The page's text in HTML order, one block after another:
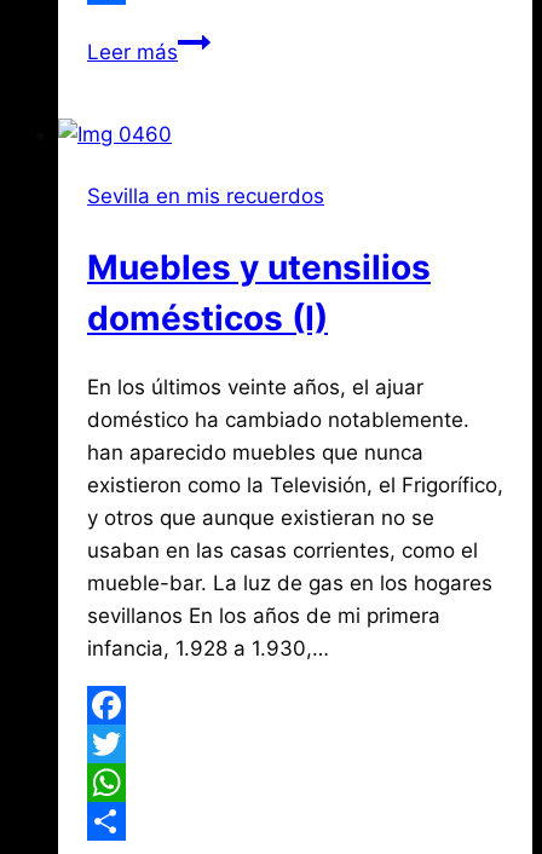
Leer másLa
de
Servilleta
Sevilla en mis recuerdos
Muebles y utensilios
domésticos (I)
Por Jose
María
de
Mena
febrero
28,
2018agosto
3,
2026
En los últimos veinte años, el ajuar
doméstico ha cambiado notablemente.
han aparecido muebles que nunca
existieron como la Televisión, el Frigorífico,
y otros que aunque existieran no se
usaban en las casas corrientes, como el
mueble-bar. La luz de gas en los hogares
sevillanos En los años de mi primera
infancia, 1.928 a 1.930,…
Facebook
Twitter
WhatsApp